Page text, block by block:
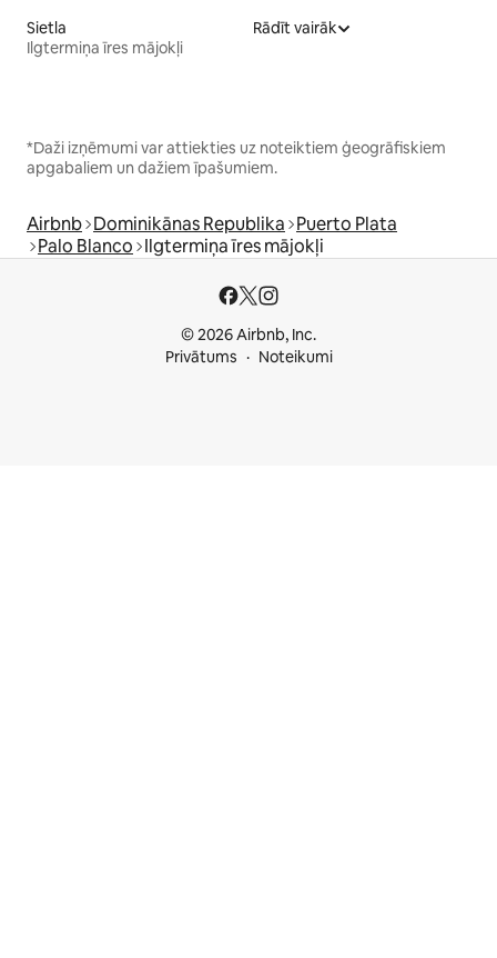
Sietla
Ilgtermiņa īres mājokļi
Rādīt vairāk
*Daži izņēmumi var attiekties uz noteiktiem ģeogrāfiskiem
apgabaliem un dažiem īpašumiem.
Airbnb Dominikānas Republika Puerto Plata
Palo Blanco Ilgtermiņa īres mājokļi
© 2026 Airbnb, Inc.
Privātums
Noteikumi